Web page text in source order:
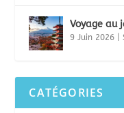
Voyage au
9 Juin 2026 |
CATÉGORIES